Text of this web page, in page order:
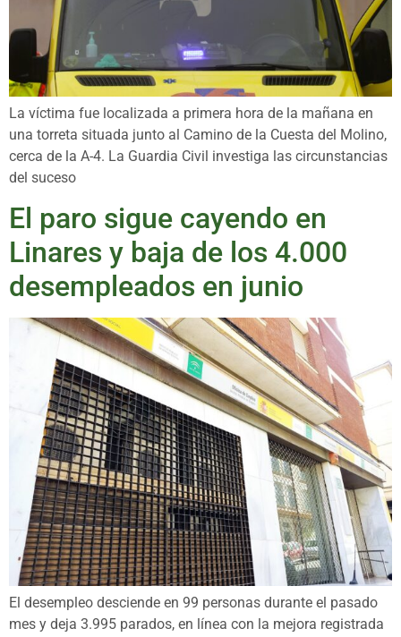
La víctima fue localizada a primera hora de la mañana en
una torreta situada junto al Camino de la Cuesta del Molino,
cerca de la A-4. La Guardia Civil investiga las circunstancias
del suceso
El paro sigue cayendo en
Linares y baja de los 4.000
desempleados en junio
El desempleo desciende en 99 personas durante el pasado
mes y deja 3.995 parados, en línea con la mejora registrada